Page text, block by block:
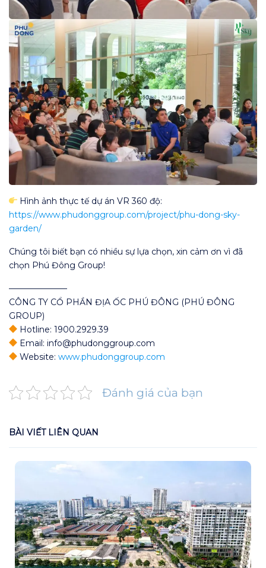
Hình ảnh thực tế dự án VR 360 độ:
https://www.phudonggroup.com/project/phu-dong-sky-
garden/
Chúng tôi biết bạn có nhiều sự lựa chọn, xin cảm ơn vì đã
chọn Phú Đông Group!
———————
CÔNG TY CỔ PHẦN ĐỊA ỐC PHÚ ĐÔNG (PHÚ ĐÔNG
GROUP)
Hotline: 1900.2929.39
Email: info@phudonggroup.com
Website: www.phudonggroup.com
Đánh giá của bạn
BÀI VIẾT LIÊN QUAN